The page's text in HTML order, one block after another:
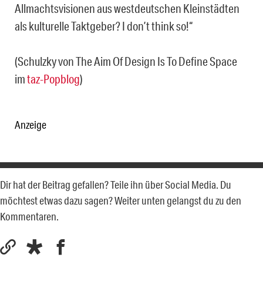
Allmachtsvisionen aus westdeutschen Kleinstädten
als kulturelle Taktgeber? I don’t think so!“
(Schulzky von The Aim Of Design Is To Define Space
imtaz-Popblog)
Anzeige
Dir hat der Beitrag gefallen? Teile ihn über Social Media. Du
möchtest etwas dazu sagen? Weiter unten gelangst du zu den
Kommentaren.